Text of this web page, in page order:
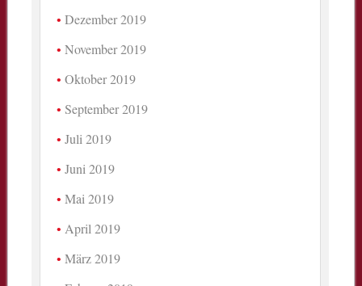
Dezember 2019
November 2019
Oktober 2019
September 2019
Juli 2019
Juni 2019
Mai 2019
April 2019
März 2019